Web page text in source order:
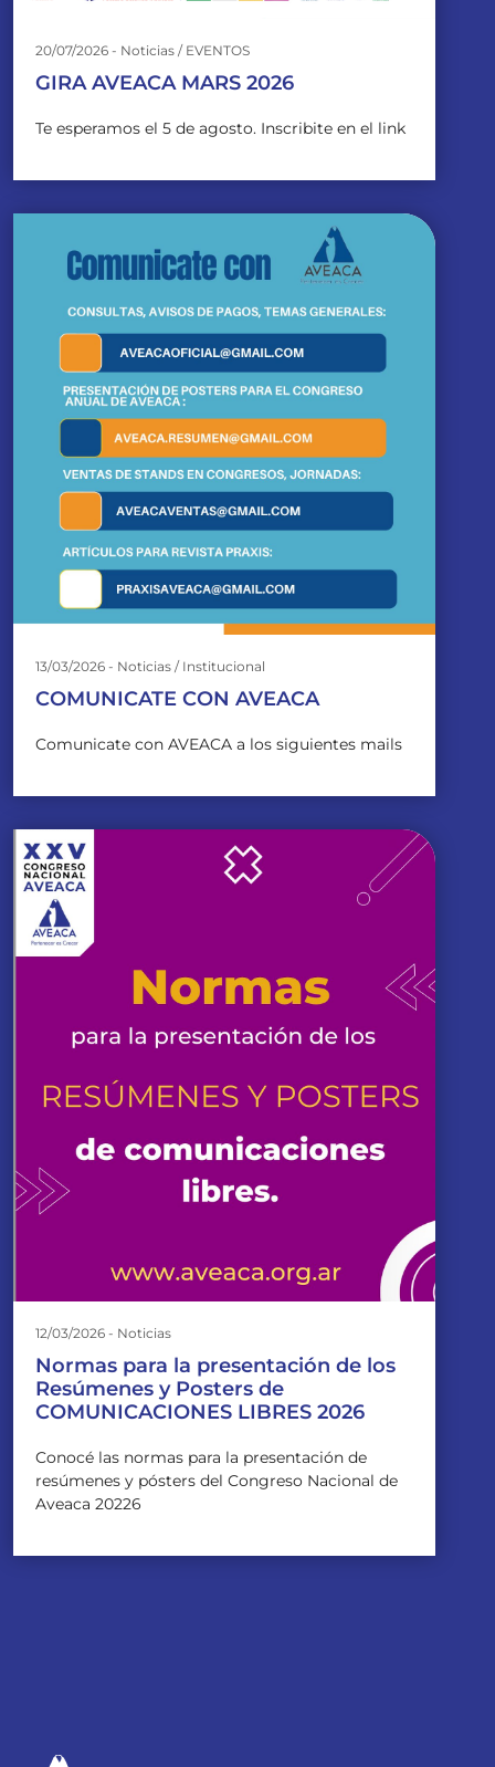
20/07/2026 - Noticias / EVENTOS
GIRA AVEACA MARS 2026
Te esperamos el 5 de agosto. Inscribite en el link
13/03/2026 - Noticias / Institucional
COMUNICATE CON AVEACA
Comunicate con AVEACA a los siguientes mails
12/03/2026 - Noticias
Normas para la presentación de los
Resúmenes y Posters de
COMUNICACIONES LIBRES 2026
Conocé las normas para la presentación de
resúmenes y pósters del Congreso Nacional de
Aveaca 20226